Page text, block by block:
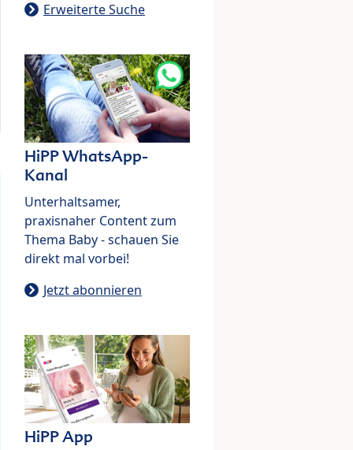
Erweiterte Suche
HiPP WhatsApp-
Kanal
Unterhaltsamer,
praxisnaher Content zum
Thema Baby - schauen Sie
direkt mal vorbei!
Jetzt abonnieren
HiPP App